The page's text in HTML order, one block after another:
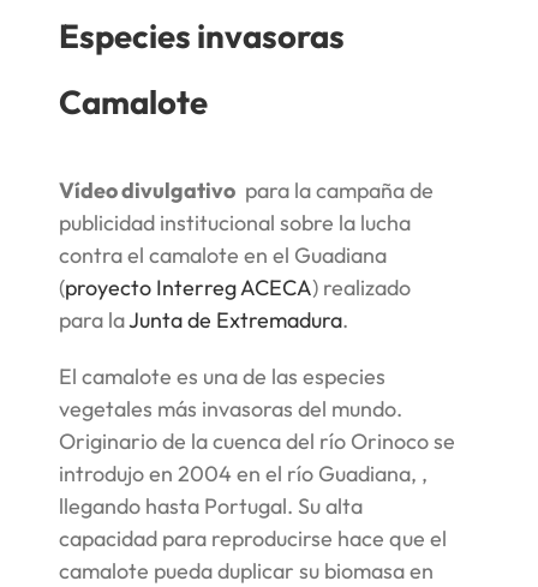
Especies invasoras
Camalote
Vídeo divulgativo para la campaña de
publicidad institucional sobre la lucha
contra el camalote en el Guadiana
(proyecto Interreg ACECA) realizado
para laJunta de Extremadura.
El camalote es una de las especies
vegetales más invasoras del mundo.
Originario de la cuenca del río Orinoco se
introdujo en 2004 en el río Guadiana, ,
llegando hasta Portugal. Su alta
capacidad para reproducirse hace que el
camalote pueda duplicar su biomasa en